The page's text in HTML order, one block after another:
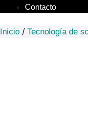
Contacto
Inicio / Tecnología de